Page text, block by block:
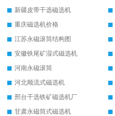
新疆皮带干选磁选机
重庆磁选机价格
江苏永磁滚筒结构图
安徽铁尾矿湿式磁选机
河南永磁滚筒
河北顺流式磁选机
邢台干选铁矿磁选机厂
甘肃永磁筒式磁选机